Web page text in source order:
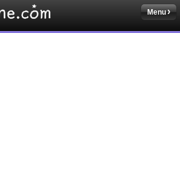
Menu
스케치북5